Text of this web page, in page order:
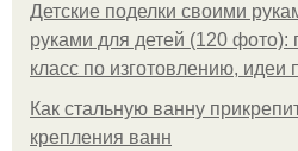
Детские поделки своими
руками для детей (120
класс по изготовлению, идеи
Как стальную ванну
крепления ванн